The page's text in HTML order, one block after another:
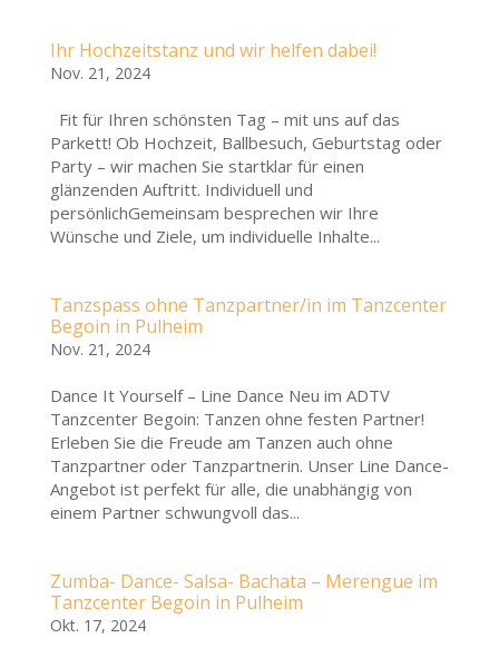
Ihr Hochzeitstanz und wir helfen dabei!
Nov. 21, 2024
Fit für Ihren schönsten Tag – mit uns auf das
Parkett! Ob Hochzeit, Ballbesuch, Geburtstag oder
Party – wir machen Sie startklar für einen
glänzenden Auftritt. Individuell und
persönlichGemeinsam besprechen wir Ihre
Wünsche und Ziele, um individuelle Inhalte...
Tanzspass ohne Tanzpartner/in im Tanzcenter
Begoin in Pulheim
Nov. 21, 2024
Dance It Yourself – Line Dance Neu im ADTV
Tanzcenter Begoin: Tanzen ohne festen Partner!
Erleben Sie die Freude am Tanzen auch ohne
Tanzpartner oder Tanzpartnerin. Unser Line Dance-
Angebot ist perfekt für alle, die unabhängig von
einem Partner schwungvoll das...
Zumba- Dance- Salsa- Bachata – Merengue im
Tanzcenter Begoin in Pulheim
Okt. 17, 2024